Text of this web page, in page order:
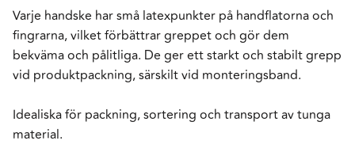
Varje handske har små latexpunkter på handflatorna och
fingrarna, vilket förbättrar greppet och gör dem
bekväma och pålitliga. De ger ett starkt och stabilt grepp
vid produktpackning, särskilt vid monteringsband.
Idealiska för packning, sortering och transport av tunga
material.